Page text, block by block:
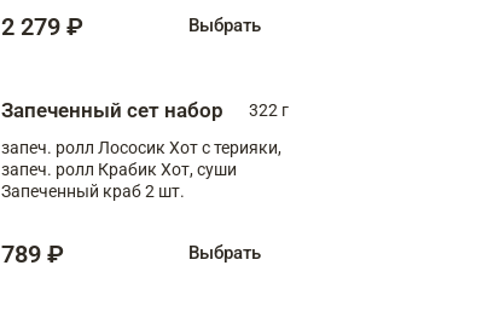
2 279 ₽ Выбрать
Запеченный сет набор
322 г
запеч. ролл Лососик Хот с терияки,
запеч. ролл Крабик Хот, суши
Запеченный краб 2 шт.
789 ₽ Выбрать